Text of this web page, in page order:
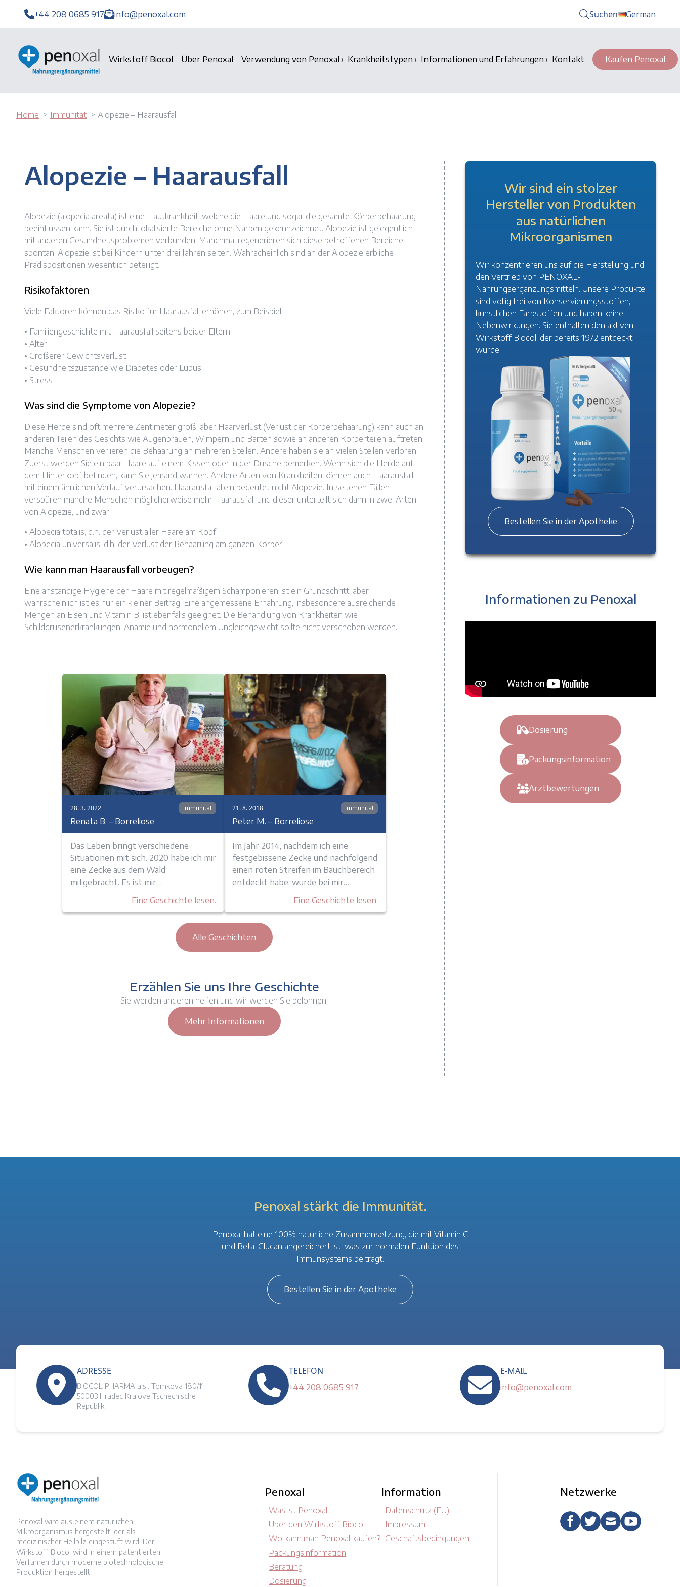
+44 208 0685 917 info@penoxal.com Suchen German
Wirkstoff Biocol Über Penoxal Verwendung von Penoxal Krankheitstypen Informationen und Erfahrungen Kontakt Kaufen Penoxal
Home Immunität Alopezie – Haarausfall
Alopezie – Haarausfall
Alopezie (alopecia areata) ist eine Hautkrankheit, welche die Haare und sogar die gesamte Körperbehaarung
beeinflussen kann. Sie ist durch lokalisierte Bereiche ohne Narben gekennzeichnet. Alopezie ist gelegentlich
mit anderen Gesundheitsproblemen verbunden. Manchmal regenerieren sich diese betroffenen Bereiche
spontan. Alopezie ist bei Kindern unter drei Jahren selten. Wahrscheinlich sind an der Alopezie erbliche
Prädispositionen wesentlich beteiligt.
Risikofaktoren
Viele Faktoren können das Risiko für Haarausfall erhöhen, zum Beispiel:
• Familiengeschichte mit Haarausfall seitens beider Eltern
• Alter
• Größerer Gewichtsverlust
• Gesundheitszustände wie Diabetes oder Lupus
• Stress
Was sind die Symptome von Alopezie?
Diese Herde sind oft mehrere Zentimeter groß, aber Haarverlust (Verlust der Körperbehaarung) kann auch an
anderen Teilen des Gesichts wie Augenbrauen, Wimpern und Bärten sowie an anderen Körperteilen auftreten.
Manche Menschen verlieren die Behaarung an mehreren Stellen. Andere haben sie an vielen Stellen verloren.
Zuerst werden Sie ein paar Haare auf einem Kissen oder in der Dusche bemerken. Wenn sich die Herde auf
dem Hinterkopf befinden, kann Sie jemand warnen. Andere Arten von Krankheiten können auch Haarausfall
mit einem ähnlichen Verlauf verursachen. Haarausfall allein bedeutet nicht Alopezie. In seltenen Fällen
verspüren manche Menschen möglicherweise mehr Haarausfall und dieser unterteilt sich dann in zwei Arten
von Alopezie, und zwar:
• Alopecia totalis, d.h. der Verlust aller Haare am Kopf
• Alopecia universalis, d.h. der Verlust der Behaarung am ganzen Körper
Wie kann man Haarausfall vorbeugen?
Eine anständige Hygiene der Haare mit regelmäßigem Schamponieren ist ein Grundschritt, aber
wahrscheinlich ist es nur ein kleiner Beitrag. Eine angemessene Ernährung, insbesondere ausreichende
Mengen an Eisen und Vitamin B, ist ebenfalls geeignet. Die Behandlung von Krankheiten wie
Schilddrüsenerkrankungen, Anämie und hormonellem Ungleichgewicht sollte nicht verschoben werden.
28. 3. 2022 Immunität
Renata B. – Borreliose
Das Leben bringt verschiedene
Situationen mit sich. 2020 habe ich mir
eine Zecke aus dem Wald
mitgebracht. Es ist mir…
Eine Geschichte lesen.
21. 8. 2018 Immunität
Peter M. – Borreliose
Im Jahr 2014, nachdem ich eine
festgebissene Zecke und nachfolgend
einen roten Streifen im Bauchbereich
entdeckt habe, wurde bei mir…
Eine Geschichte lesen.
Alle Geschichten
Erzählen Sie uns Ihre Geschichte
Sie werden anderen helfen und wir werden Sie belohnen.
Mehr Informationen
Wir sind ein stolzer
Hersteller von Produkten
aus natürlichen
Mikroorganismen
Wir konzentrieren uns auf die Herstellung und
den Vertrieb von PENOXAL-
Nahrungsergänzungsmitteln. Unsere Produkte
sind völlig frei von Konservierungsstoffen,
künstlichen Farbstoffen und haben keine
Nebenwirkungen. Sie enthalten den aktiven
Wirkstoff Biocol, der bereits 1972 entdeckt
wurde.
Bestellen Sie in der Apotheke
Informationen zu Penoxal
Dosierung
Packungsinformation
Arztbewertungen
Penoxal stärkt die Immunität.
Penoxal hat eine 100% natürliche Zusammensetzung, die mit Vitamin C
und Beta-Glucan angereichert ist, was zur normalen Funktion des
Immunsystems beiträgt.
Bestellen Sie in der Apotheke
ADRESSE
BIOCOL PHARMA a.s.. Tomkova 180/11
50003 Hradec Kralove Tschechische
Republik
TELEFON
+44 208 0685 917
E-MAIL
info@penoxal.com
Penoxal wird aus einem natürlichen
Mikroorganismus hergestellt, der als
medizinischer Heilpilz eingestuft wird. Der
Wirkstoff Biocol wird in einem patentierten
Verfahren durch moderne biotechnologische
Produktion hergestellt.
Penoxal
Was ist Penoxal
Über den Wirkstoff Biocol
Wo kann man Penoxal kaufen?
Packungsinformation
Beratung
Dosierung
Information
Datenschutz (EU)
Impressum
Geschäftsbedingungen
Netzwerke